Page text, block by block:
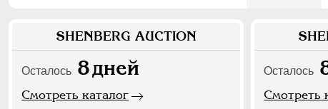
SHENBERG AUCTION
Осталось 8дней
Смотреть каталог
Осталось
Смотреть